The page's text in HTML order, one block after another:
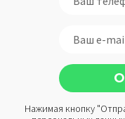
Нажимая кнопку